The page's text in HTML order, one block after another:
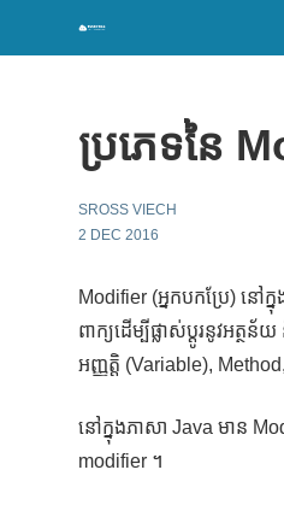
ប្រភេទនៃ
SROSS VIECH
2 DEC 2016
Modifier (អ្នកបកប្រែ) នៅក្
ពាក្យដើម្បីផ្លាស់ប្ដូរនូវអ
អញ្ញត្តិ (Variable),
នៅក្នុងភាសា Java មាន
modifier ។